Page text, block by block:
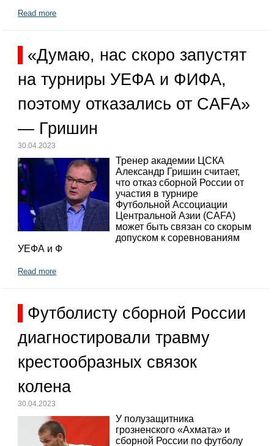
Read more
«Думаю, нас скоро запустят
на турниры УЕФА и ФИФА,
поэтому отказались от CAFA»
— Гришин
30.04.2023
Тренер академии ЦСКА
Александр Гришин считает,
что отказ сборной России от
участия в турнире
Футбольной Ассоциации
Центральной Азии (CAFA)
может быть связан со скорым
допуском к соревнованиям
УЕФА и Ф
Read more
Футболисту сборной России
диагностировали травму
крестообразных связок
колена
30.04.2023
У полузащитника
грозненского «Ахмата» и
сборной России по футболу